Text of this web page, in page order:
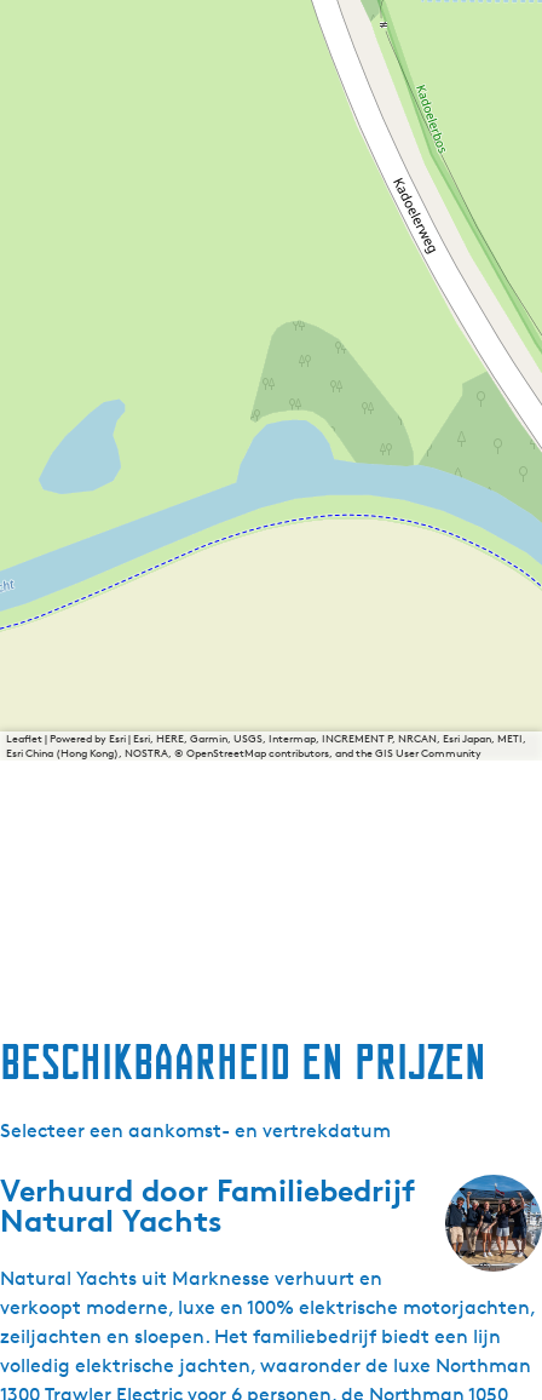
Leaflet|Powered by Esri | Esri, HERE, Garmin, USGS, Intermap, INCREMENT P, NRCAN, Esri Japan, METI,
Esri China (Hong Kong), NOSTRA, © OpenStreetMap contributors, and the GIS User Community
Beschikbaarheid en prijzen
Selecteer een aankomst- en vertrekdatum
Verhuurd door Familiebedrijf
Natural Yachts
Natural Yachts uit Marknesse verhuurt en
verkoopt moderne, luxe en 100% elektrische motorjachten,
zeiljachten en sloepen. Het familiebedrijf biedt een lijn
volledig elektrische jachten, waaronder de luxe Northman
1300 Trawler Electric voor 6 personen, de Northman 1050